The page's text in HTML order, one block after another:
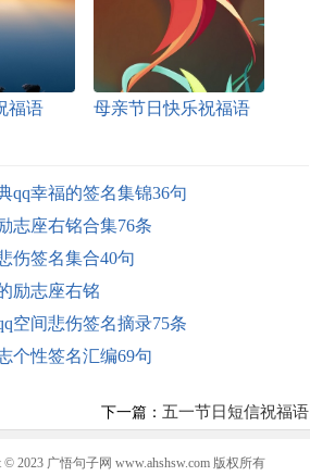
福语 母亲节日快乐祝福语
qq幸福的签名集锦36句
志座右铭合集76条
伤签名集合40句
励志座右铭
空间悲伤签名摘录75条
个性签名汇编69句
下一篇： 五一节日短信祝福语
© 2023 广悟句子网 www.ahshsw.com 版权所有